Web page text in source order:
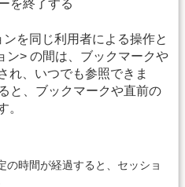
を終了する
を同じ利用者による操作と
ン> の間は、ブックマークや
れ、いつでも参照できま
と、ブックマークや直前の
。
の時間が経過すると、セッショ